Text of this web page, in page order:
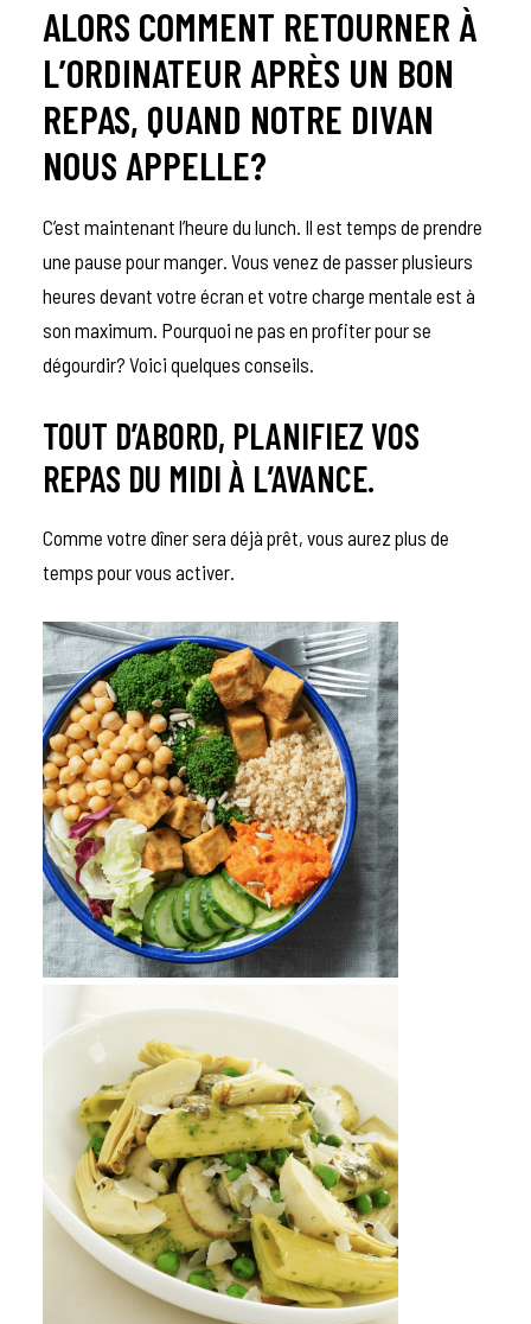
ALORS COMMENT RETOURNER À
L’ORDINATEUR APRÈS UN BON
REPAS, QUAND NOTRE DIVAN
NOUS APPELLE?
C’est maintenant l’heure du lunch. Il est temps de prendre
une pause pour manger. Vous venez de passer plusieurs
heures devant votre écran et votre charge mentale est à
son maximum. Pourquoi ne pas en profiter pour se
dégourdir? Voici quelques conseils.
TOUT D’ABORD, PLANIFIEZ VOS
REPAS DU MIDI À L’AVANCE.
Comme votre dîner sera déjà prêt, vous aurez plus de
temps pour vous activer.